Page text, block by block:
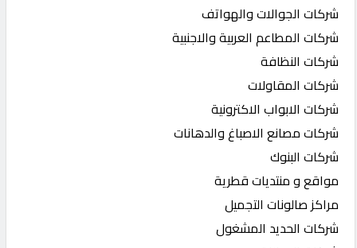
شركات الجوالات والهواتف
شركات المطاعم العربية والاجنبية
شركات النظافة
شركات المقاولات
شركات الابواب الاكترونية
شركات مصانع الاصباغ والدهانات
شركات البنوك
مواقع و منتديات قطرية
مراكز صالونات التجميل
شركات الحديد المشغول